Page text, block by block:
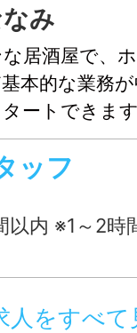
み
居酒屋で、
本的な業務
ートできま
分のペースで
！ッフ
間でもOK ※高校
人をすべて